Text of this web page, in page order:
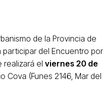
de la Provincia de
participar del Encuentro por
realizará el viernes 20 de
Cova (Funes 2146, Mar del